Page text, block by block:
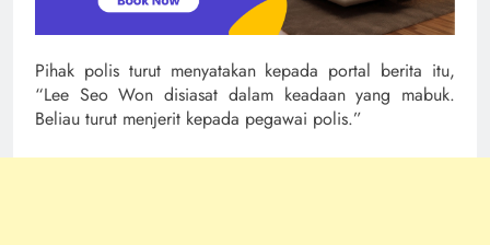
Pihak polis turut menyatakan kepada portal berita itu,
“Lee Seo Won disiasat dalam keadaan yang mabuk.
Beliau turut menjerit kepada pegawai polis.”